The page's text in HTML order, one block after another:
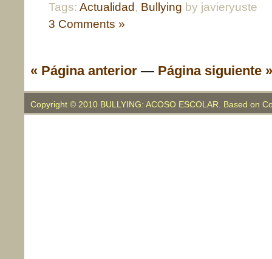
Tags: Actualidad , Bullying by javieryuste
3 Comments »
« Página anterior — Página siguiente »
Copyright © 2010 BULLYING: ACOSO ESCOLAR. Based on